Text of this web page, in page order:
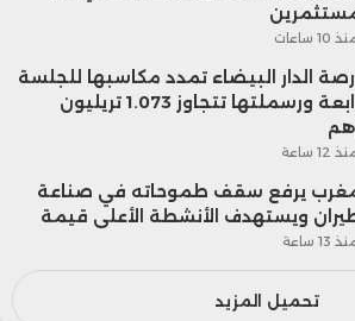
10 ساعات
الدار البيضاء تمدد مكاسبها للجلسة
الرابعة ورسملتها تتجاوز 1.073 تريليون
12 ساعة
يرفع سقف طموحاته في صناعة
ويستهدف الأنشطة الأعلى قيمة
13 ساعة
تحميل المزيد